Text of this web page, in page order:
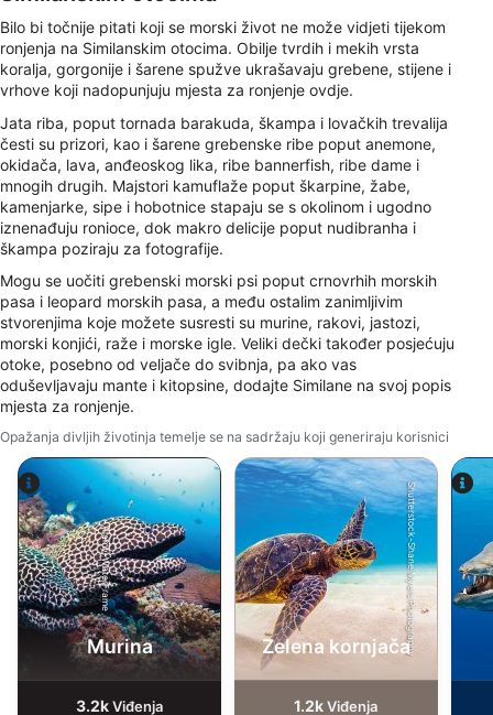
Bilo bi točnije pitati koji se morski život ne može vidjeti tijekom
ronjenja na Similanskim otocima. Obilje tvrdih i mekih vrsta
koralja, gorgonije i šarene spužve ukrašavaju grebene, stijene i
vrhove koji nadopunjuju mjesta za ronjenje ovdje.
Jata riba, poput tornada barakuda, škampa i lovačkih trevalija
česti su prizori, kao i šarene grebenske ribe poput anemone,
okidača, lava, anđeoskog lika, ribe bannerfish, ribe dame i
mnogih drugih. Majstori kamuflaže poput škarpine, žabe,
kamenjarke, sipe i hobotnice stapaju se s okolinom i ugodno
iznenađuju ronioce, dok makro delicije poput nudibranha i
škampa poziraju za fotografije.
Mogu se uočiti grebenski morski psi poput crnovrhih morskih
pasa i leopard morskih pasa, a među ostalim zanimljivim
stvorenjima koje možete susresti su murine, rakovi, jastozi,
morski konjići, raže i morske igle. Veliki dečki također posjećuju
otoke, posebno od veljače do svibnja, pa ako vas
oduševljavaju mante i kitopsine, dodajte Similane na svoj popis
mjesta za ronjenje.
Opažanja divljih životinja temelje se na sadržaju koji generiraju korisnici
Alamy-WaterFrame
Murina
3.2kViđenja
Shutterstock-Shane Myers Photography
Zelena kornjača
1.2kViđenja
Measure advertising performance
Measure content performance
Understand audiences through statistics or
combinations of data from different sources
Develop and improve services
Use limited data to select content
Use precise geolocation data
Identify devices based on information
actively requested
Non-IAB processing purposes:
Necessary
Performance
Functional
Advertising